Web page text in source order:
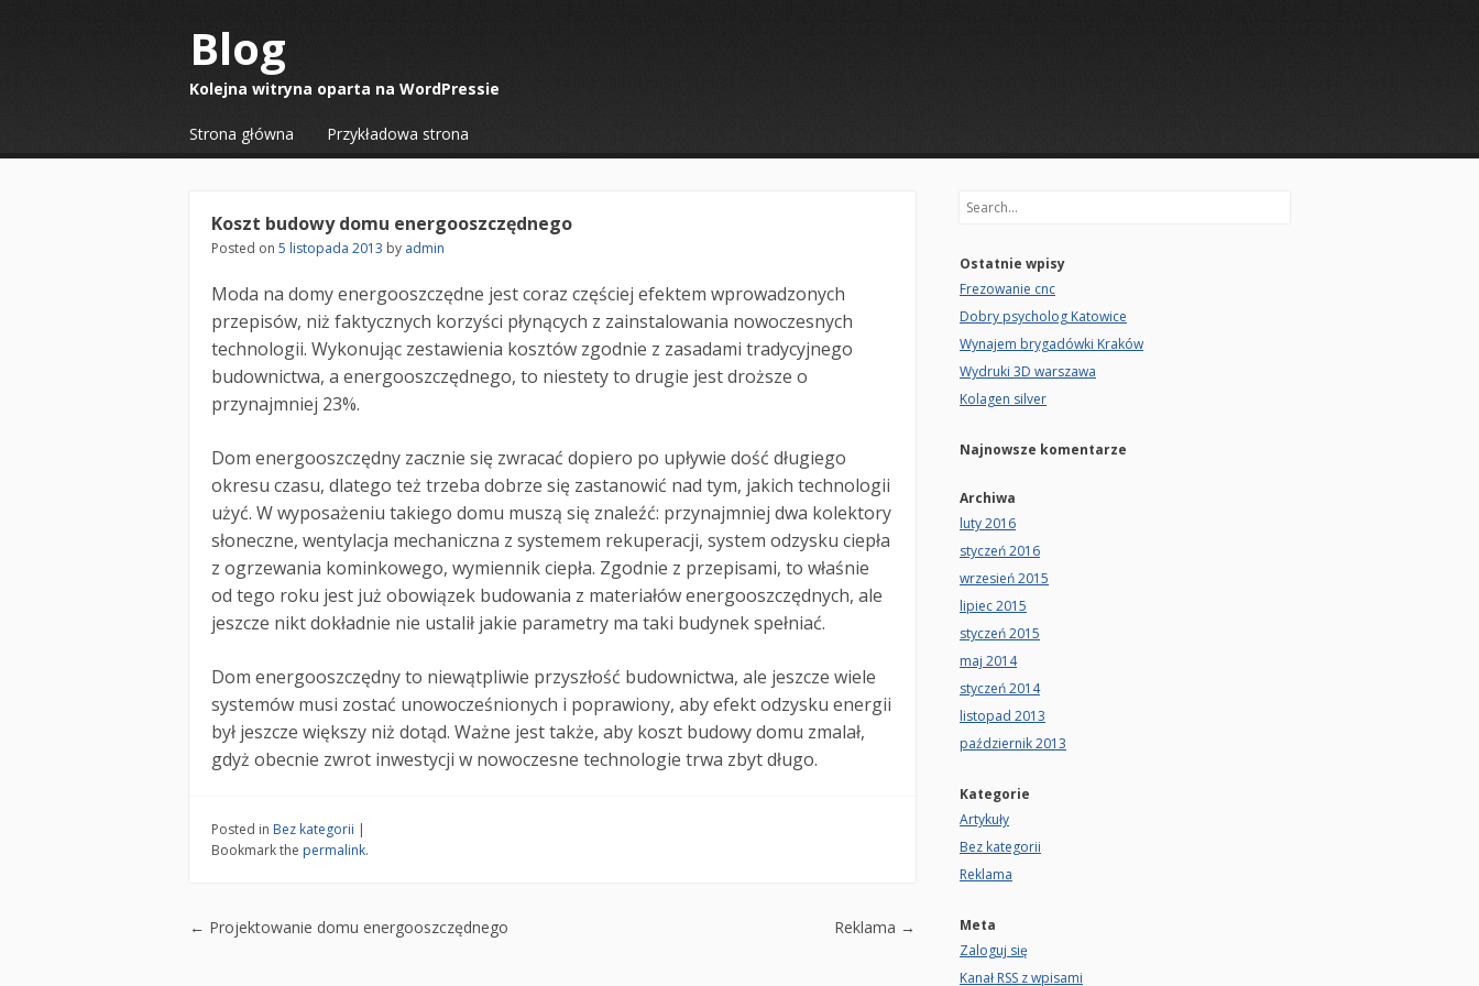
Blog
Kolejna witryna oparta na WordPressie
☰ Menu
Skip to content
Strona główna Przykładowa strona
Koszt budowy domu energooszczędnego
Posted on 5 listopada 2013 by admin
Moda na domy energooszczędne jest coraz częściej efektem wprowadzonych
przepisów, niż faktycznych korzyści płynących z zainstalowania nowoczesnych
technologii. Wykonując zestawienia kosztów zgodnie z zasadami tradycyjnego
budownictwa, a energooszczędnego, to niestety to drugie jest droższe o
przynajmniej 23%.
Dom energooszczędny zacznie się zwracać dopiero po upływie dość długiego
okresu czasu, dlatego też trzeba dobrze się zastanowić nad tym, jakich technologii
użyć. W wyposażeniu takiego domu muszą się znaleźć: przynajmniej dwa kolektory
słoneczne, wentylacja mechaniczna z systemem rekuperacji, system odzysku ciepła
z ogrzewania kominkowego, wymiennik ciepła. Zgodnie z przepisami, to właśnie
od tego roku jest już obowiązek budowania z materiałów energooszczędnych, ale
jeszcze nikt dokładnie nie ustalił jakie parametry ma taki budynek spełniać.
Dom energooszczędny to niewątpliwie przyszłość budownictwa, ale jeszcze wiele
systemów musi zostać unowocześnionych i poprawiony, aby efekt odzysku energii
był jeszcze większy niż dotąd. Ważne jest także, aby koszt budowy domu zmalał,
gdyż obecnie zwrot inwestycji w nowoczesne technologie trwa zbyt długo.
Posted in Bez kategorii |
Bookmark the permalink.
Post navigation
← Projektowanie domu energooszczędnego Reklama →
Search
Ostatnie wpisy
Frezowanie cnc
Dobry psycholog Katowice
Wynajem brygadówki Kraków
Wydruki 3D warszawa
Kolagen silver
Najnowsze komentarze
Archiwa
luty 2016
styczeń 2016
wrzesień 2015
lipiec 2015
styczeń 2015
maj 2014
styczeń 2014
listopad 2013
październik 2013
Kategorie
Artykuły
Bez kategorii
Reklama
Meta
Zaloguj się
Kanał RSS z wpisami